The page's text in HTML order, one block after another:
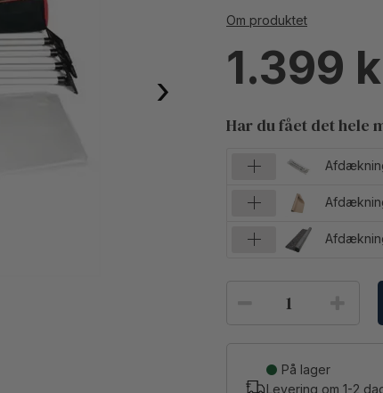
›
Om produktet
1.399
Har du fået det hele
På lager
Levering om 1-2